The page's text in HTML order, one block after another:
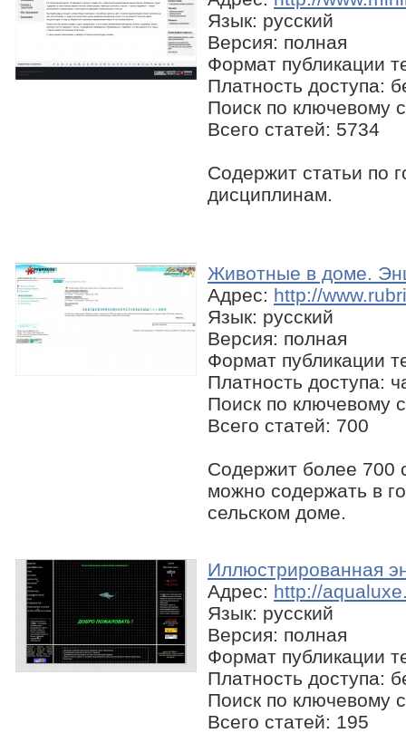
Язык: русский
Версия: полная
Формат публикации
Платность доступа:
Поиск по ключевому
Всего статей: 5734
Содержит статьи по
дисциплинам.
Животные в доме.
Адрес: http://
Язык: русский
Версия: полная
Формат публикации
Платность доступа:
Поиск по ключевому
Всего статей: 700
Содержит более 700
можно содержать в
сельском доме.
Иллюстрированная
Адрес: http://
Язык: русский
Версия: полная
Формат публикации
Платность доступа:
Поиск по ключевому
Всего статей: 195